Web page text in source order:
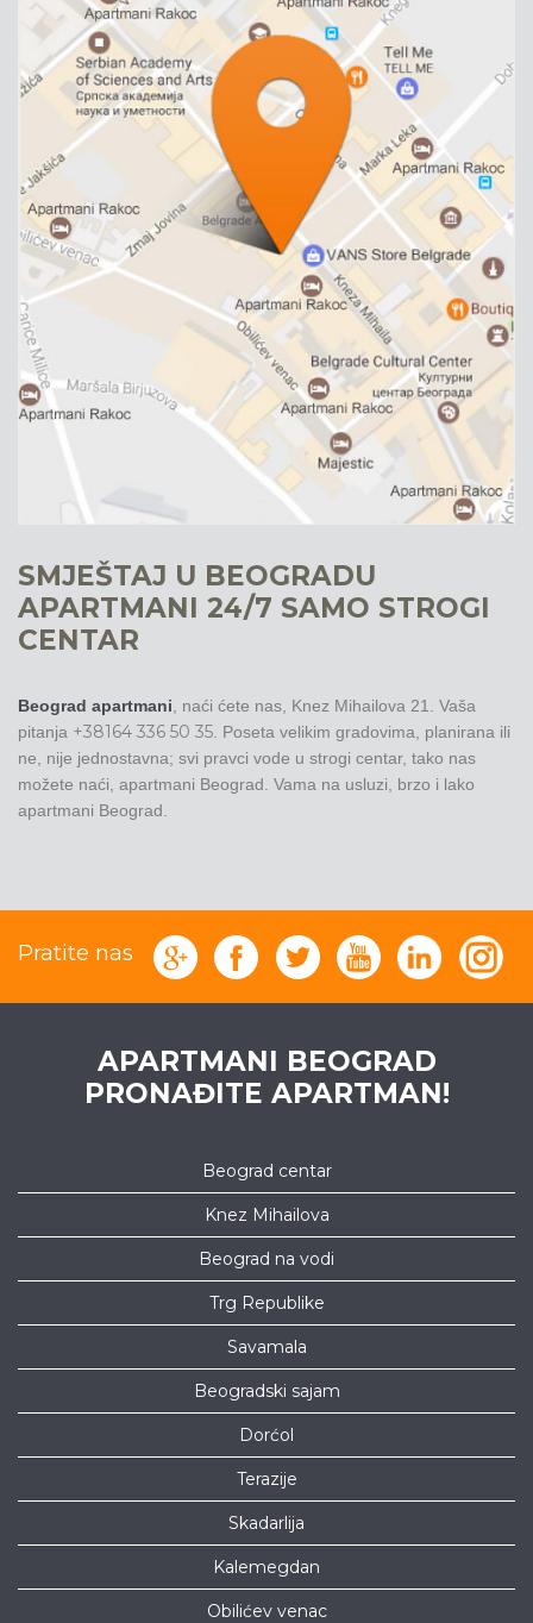
SMJEŠTAJ U BEOGRADU
APARTMANI 24/7 SAMO STROGI
CENTAR
Beograd apartmani, naći ćete nas, Knez Mihailova 21. Vaša
pitanja +38164 336 50 35. Poseta velikim gradovima, planirana ili
ne, nije jednostavna; svi pravci vode u strogi centar, tako nas
možete naći, apartmani Beograd. Vama na usluzi, brzo i lako
apartmani Beograd.
Pratite nas
APARTMANI BEOGRAD
PRONAĐITE APARTMAN!
Beograd centar
Knez Mihailova
Beograd na vodi
Trg Republike
Savamala
Beogradski sajam
Dorćol
Terazije
Skadarlija
Kalemegdan
Obilićev venac